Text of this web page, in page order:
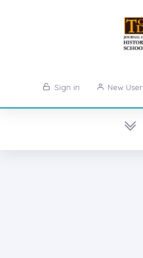
Sign in New User